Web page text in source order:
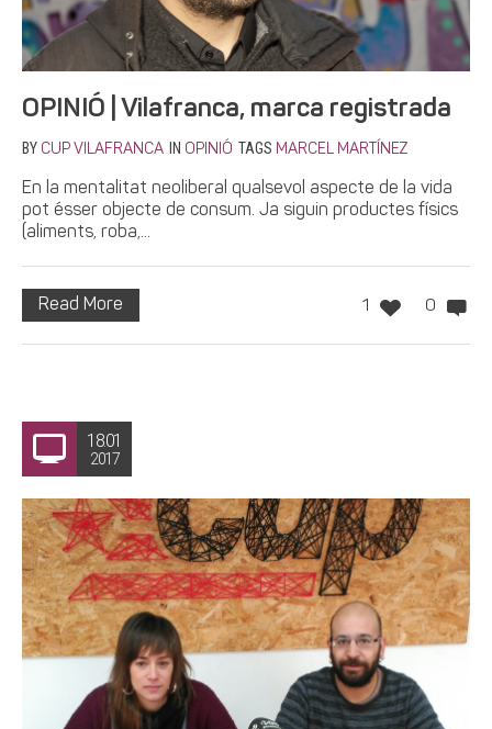
OPINIÓ | Vilafranca, marca registrada
BY CUP VILAFRANCA IN OPINIÓ TAGS MARCEL MARTÍNEZ
En la mentalitat neoliberal qualsevol aspecte de la vida
pot ésser objecte de consum. Ja siguin productes físics
(aliments, roba,...
1 0
Read More
18.01
2017